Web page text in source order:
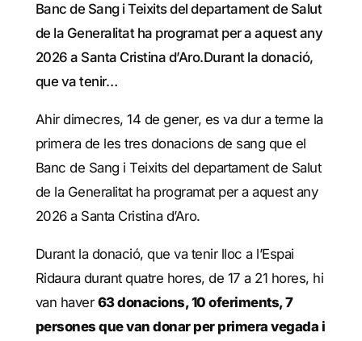
Banc de Sang i Teixits del departament de Salut
de la Generalitat ha programat per a aquest any
2026 a Santa Cristina d’Aro.Durant la donació,
que va tenir…
Ahir dimecres, 14 de gener, es va dur a terme la
primera de les tres donacions de sang que el
Banc de Sang i Teixits del departament de Salut
de la Generalitat ha programat per a aquest any
2026 a Santa Cristina d’Aro.
Durant la donació, que va tenir lloc a l’Espai
Ridaura durant quatre hores, de 17 a 21 hores, hi
van haver 63 donacions, 10 oferiments, 7
persones que van donar per primera vegada i